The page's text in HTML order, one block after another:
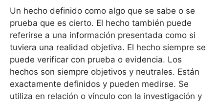
Un hecho definido como algo que se sabe o se
prueba que es cierto. El hecho también puede
referirse a una información presentada como si
tuviera una realidad objetiva. El hecho siempre se
puede verificar con prueba o evidencia. Los
hechos son siempre objetivos y neutrales. Están
exactamente definidos y pueden medirse. Se
utiliza en relación o vínculo con la investigación y